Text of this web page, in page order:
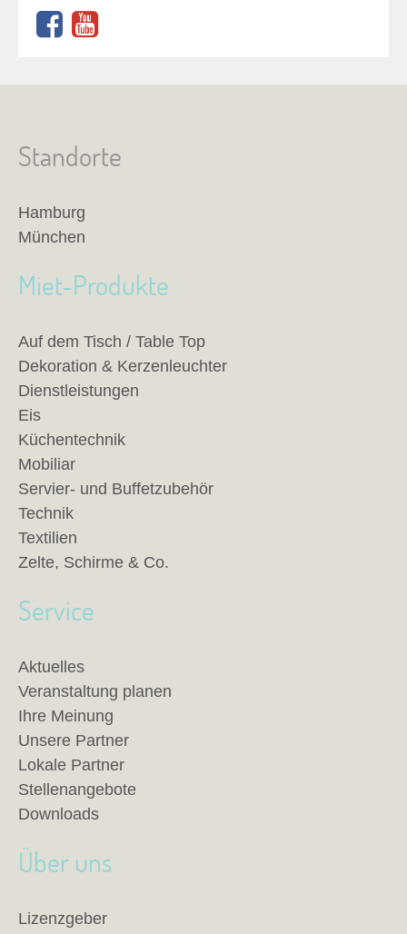
Standorte
Hamburg
München
Miet-Produkte
Auf dem Tisch / Table Top
Dekoration & Kerzenleuchter
Dienstleistungen
Eis
Küchentechnik
Mobiliar
Servier- und Buffetzubehör
Technik
Textilien
Zelte, Schirme & Co.
Service
Aktuelles
Veranstaltung planen
Ihre Meinung
Unsere Partner
Lokale Partner
Stellenangebote
Downloads
Über uns
Lizenzgeber